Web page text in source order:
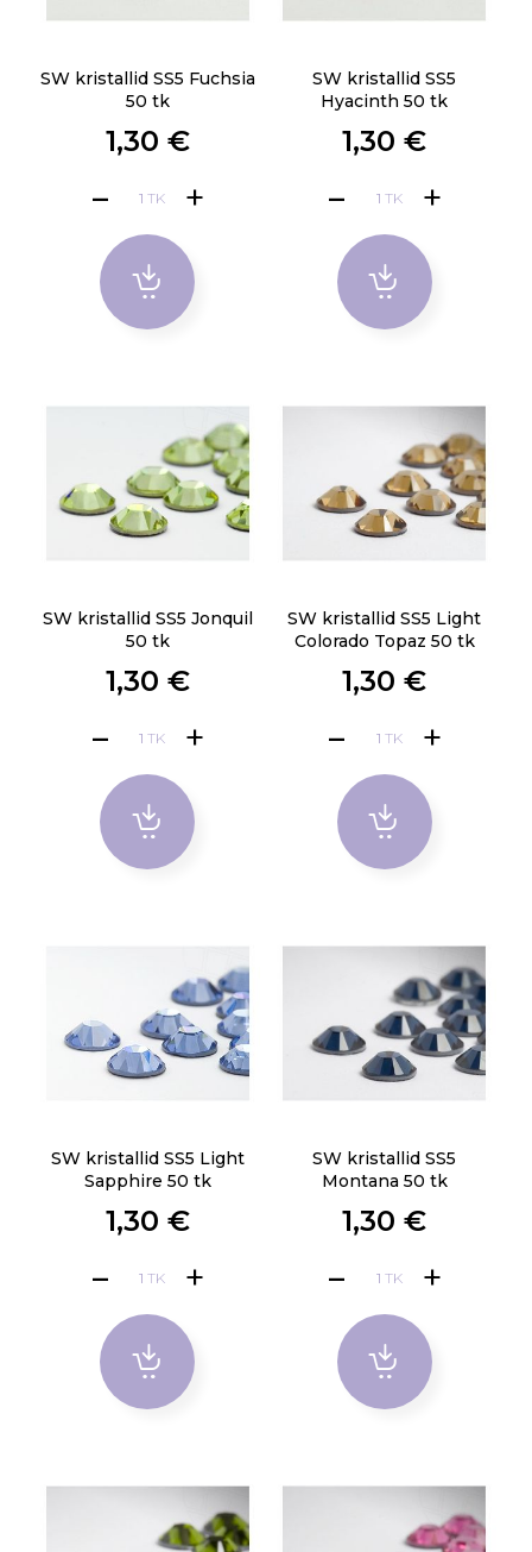
SW kristallid SS5 Fuchsia
50 tk
1,30 €
TK
SW kristallid SS5
Hyacinth 50 tk
1,30 €
TK
SW kristallid SS5 Jonquil
50 tk
1,30 €
TK
SW kristallid SS5 Light
Colorado Topaz 50 tk
1,30 €
TK
SW kristallid SS5 Light
Sapphire 50 tk
1,30 €
TK
SW kristallid SS5
Montana 50 tk
1,30 €
TK